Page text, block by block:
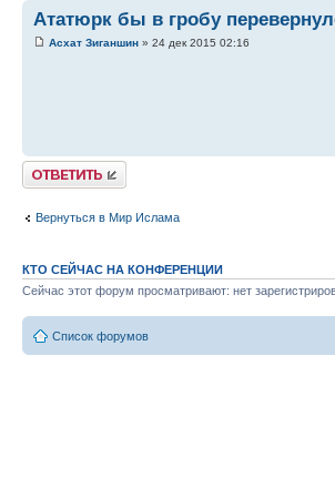
Ататюрк бы в гробу
Асхат Зиганшин » 24 дек 2015 02:16
Ответить
Вернуться в Мир Ислама
КТО СЕЙЧАС НА КОНФЕРЕНЦИИ
Сейчас этот форум просматривают: нет
Список форумов